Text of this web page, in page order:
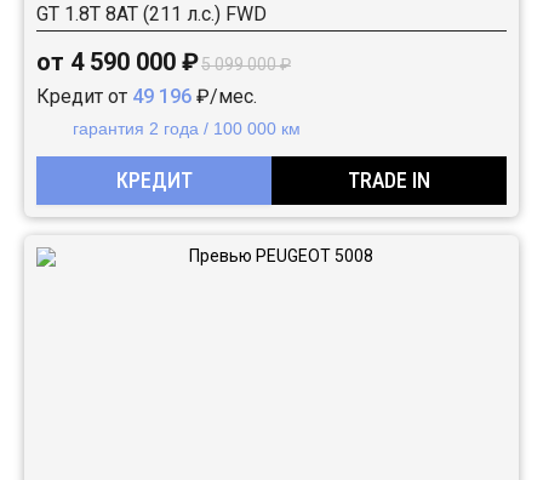
GT 1.8T 8AT (211 л.с.) FWD
от 4 590 000 ₽5 099 000 ₽
Кредит от 49 196 ₽/мес.
гарантия 2 года / 100 000 км
КРЕДИТ TRADE IN